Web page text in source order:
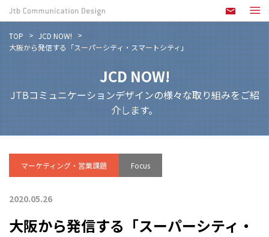
TOP
JCD NOW!
大阪から発信する「スーパーシティ・スマートシティ」
JCD NOW!
JTBコミュニケーションデザインの様々な取り組みをご紹
介します。
マーケティング・営業課題 Focus
2020.05.26
大阪から発信する「スーパーシティ・